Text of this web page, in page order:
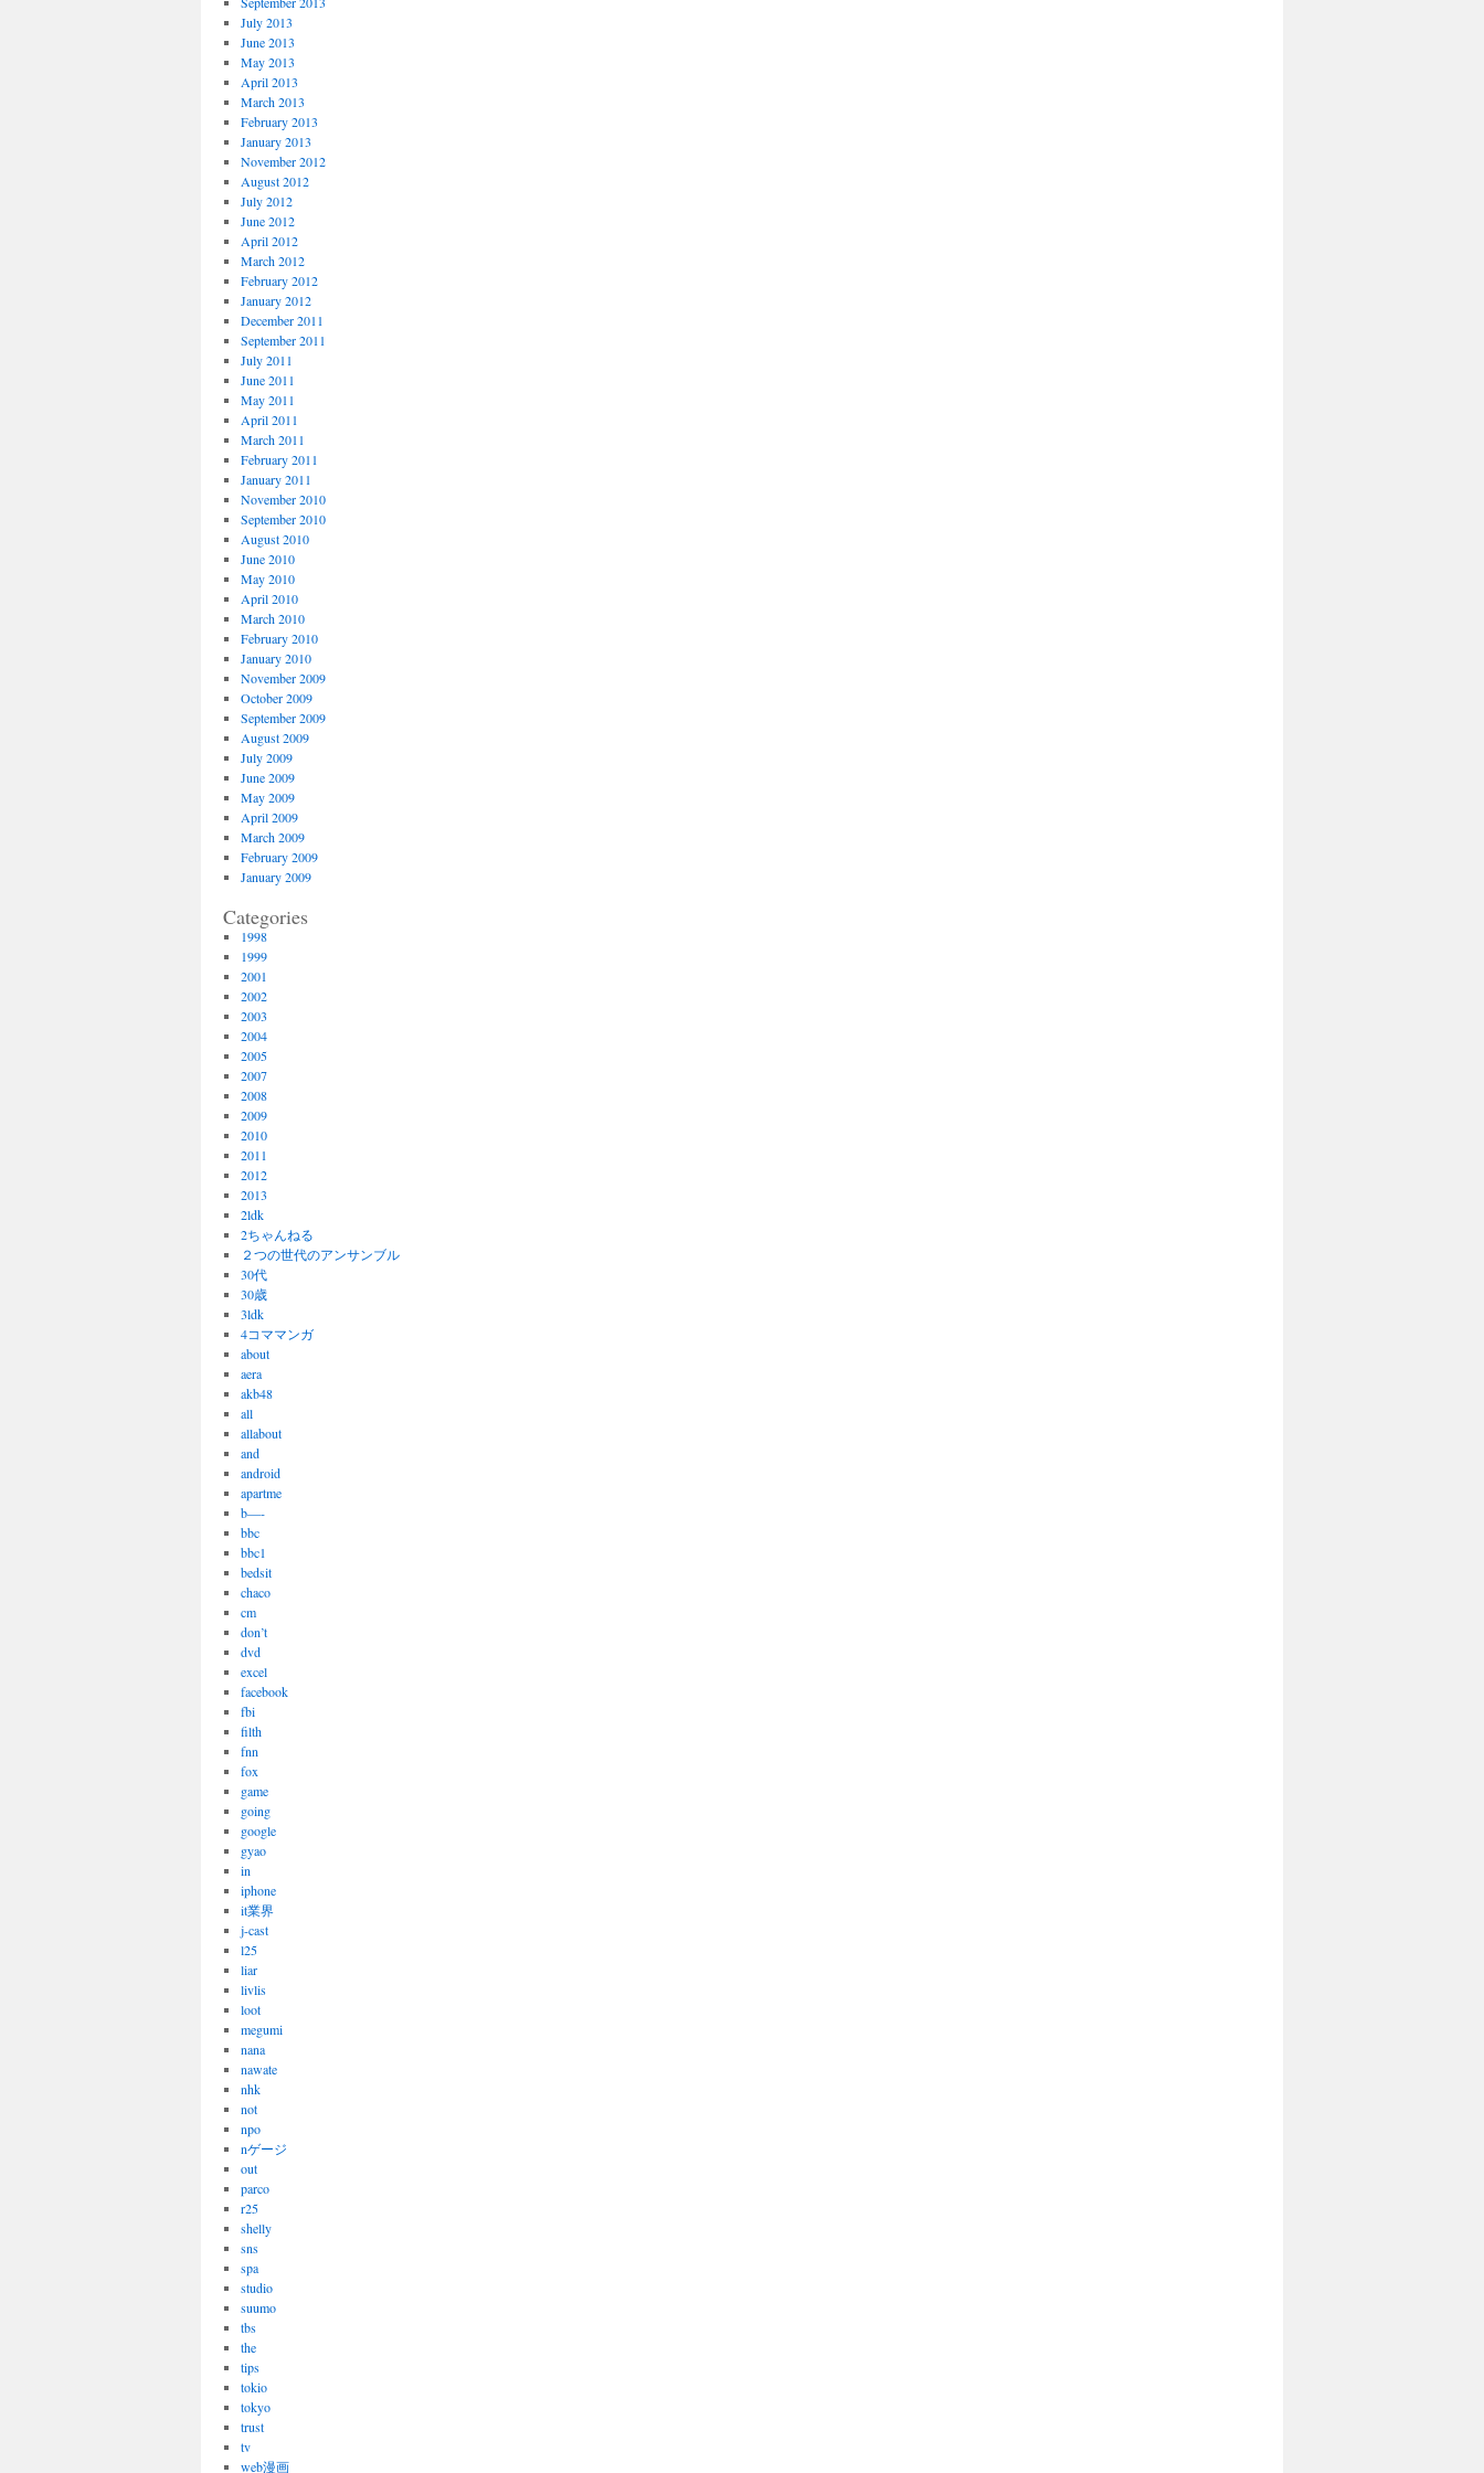
July 2013
June 2013
May 2013
April 2013
March 2013
February 2013
January 2013
November 2012
August 2012
July 2012
June 2012
April 2012
March 2012
February 2012
January 2012
December 2011
September 2011
July 2011
June 2011
May 2011
April 2011
March 2011
February 2011
January 2011
November 2010
September 2010
August 2010
June 2010
May 2010
April 2010
March 2010
February 2010
January 2010
November 2009
October 2009
September 2009
August 2009
July 2009
June 2009
May 2009
April 2009
March 2009
February 2009
January 2009
Categories
1998
1999
2001
2002
2003
2004
2005
2007
2008
2009
2010
2011
2012
2013
2ldk
2ちゃんねる
２つの世代のアンサンブル
30代
30歳
3ldk
4コママンガ
about
aera
akb48
all
allabout
and
android
apartme
b—-
bbc
bbc1
bedsit
chaco
cm
don’t
dvd
excel
facebook
fbi
filth
fnn
fox
game
going
google
gyao
in
iphone
it業界
j-cast
l25
liar
livlis
loot
megumi
nana
nawate
nhk
not
npo
nゲージ
out
parco
r25
shelly
sns
spa
studio
suumo
tbs
the
tips
tokio
tokyo
trust
tv
web漫画